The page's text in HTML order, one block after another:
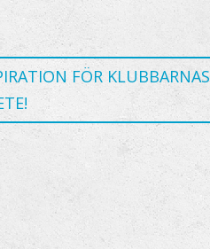
FÖR KLUBBARNAS